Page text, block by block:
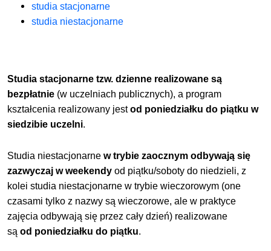
studia stacjonarne
studia niestacjonarne
Studia stacjonarne tzw. dzienne realizowane są
bezpłatnie (w uczelniach publicznych), a program
kształcenia realizowany jestod poniedziałku do piątku w
siedzibie uczelni.
Studia niestacjonarnew trybie zaocznym odbywają się
zazwyczaj w weekendy od piątku/soboty do niedzieli, z
kolei studia niestacjonarne wtrybie wieczorowym (one
czasami tylko z nazwy są wieczorowe, ale w praktyce
zajęcia odbywają się przez cały dzień) realizowane
sąod poniedziałku do piątku.